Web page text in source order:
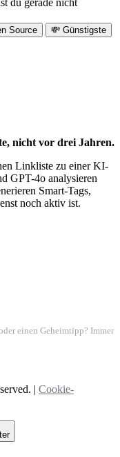
du gerade nicht
Source 💸 Günstigste
nicht vor drei Jahren.
Linkliste zu einer KI-
GPT-4o analysieren
Smart-Tags,
noch aktiv ist.
einen Geheimtipp? Immer
| Cookie-